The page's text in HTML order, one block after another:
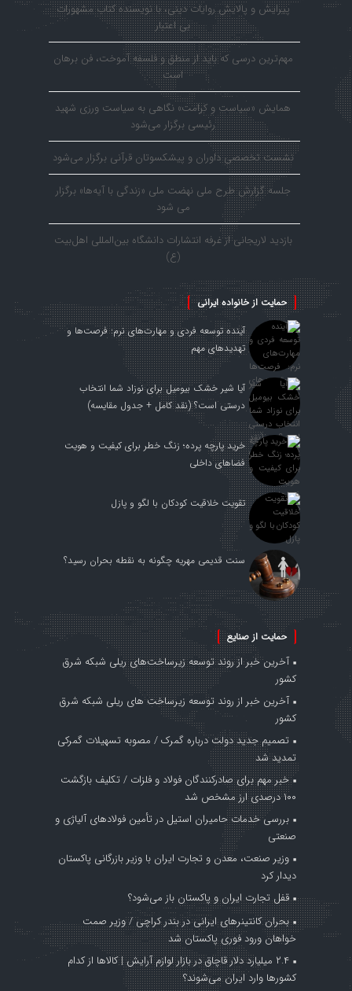
پیرایش و پالایش روایات دینی، با نویسنده کتاب مشهورات
بی اعتبار
مهم‌ترین درسی که باید از منطق و فلسفه آموخت، فن برهان
است
همایش «سیاست و کرامت» نگاهی به سیاست ورزی شهید
رئیسی برگزار می‌شود
نشست تخصصی داوران و پیشکسوتان قرآنی برگزار می‌شود
جلسه گزارش طرح ملی نهضت ملی «زندگی با آیه‌ها» برگزار
می شود
بازدید لاریجانی از غرفه انتشارات دانشگاه بین‌المللی اهل‌بیت
(ع)
حمایت از خانواده ایرانی
آینده توسعه فردی و مهارت‌های نرم: فرصت‌ها و
تهدیدهای مهم
آیا شیر خشک بیومیل برای نوزاد شما انتخاب
درستی است؟ (نقد کامل + جدول مقایسه)
خرید پارچه پرده؛ زنگ خطر برای کیفیت و هویت
فضاهای داخلی
تقویت خلاقیت کودکان با لگو و پازل
سنت قدیمی مهریه چگونه به نقطه بحران رسید؟
حمایت از صنایع
آخرین خبر از روند توسعه زیرساخت‌های ریلی شبکه شرق
کشور
آخرین خبر از روند توسعه زیرساخت های ریلی شبکه شرق
کشور
تصمیم جدید دولت درباره گمرک / مصوبه تسهیلات گمرکی
تمدید شد
خبر مهم برای صادرکنندگان فولاد و فلزات / تکلیف بازگشت
۱۰۰ درصدی ارز مشخص شد
بررسی خدمات حامیران استیل در تأمین فولادهای آلیاژی و
صنعتی
وزیر صنعت، معدن و تجارت ایران با وزیر بازرگانی پاکستان
دیدار کرد
قفل تجارت ایران و پاکستان باز می‌شود؟
بحران کانتینر‌های ایرانی در بندر کراچی / وزیر صمت
خواهان ورود فوری پاکستان شد
۲.۴ میلیارد دلار قاچاق در بازار لوازم آرایش | کالاها از کدام
کشورها وارد ایران می‌شوند؟